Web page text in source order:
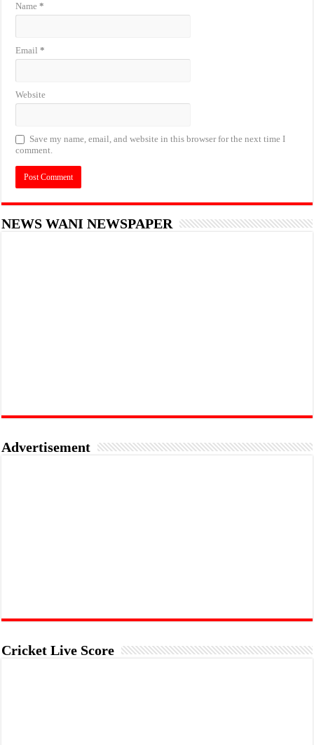
Name*
Email*
Website
Save my name, email, and website in this browser for the next time I
comment.
NEWS WANI NEWSPAPER
Advertisement
Cricket Live Score